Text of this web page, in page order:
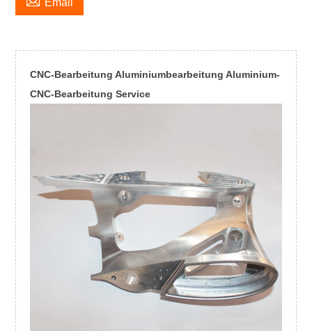
CNC-Bearbeitung Aluminiumbearbeitung Aluminium-
CNC-Bearbeitung Service